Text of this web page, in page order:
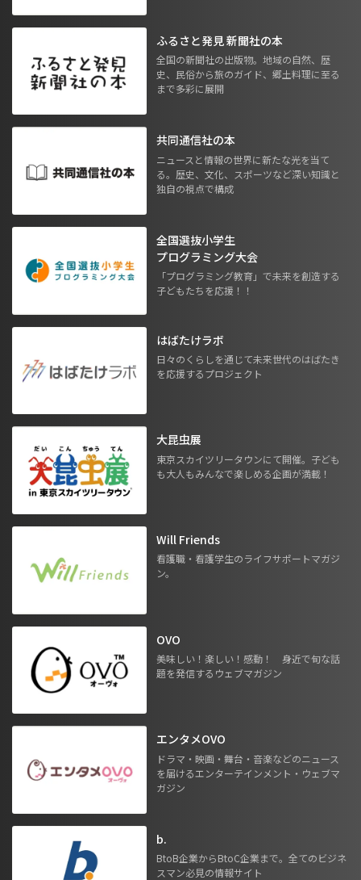
ふるさと発見 新聞社の本
全国の新聞社の出版物。地域の自然、歴
史、民俗から旅のガイド、郷土料理に至る
まで多彩に展開
共同通信社の本
ニュースと情報の世界に新たな光を当て
る。歴史、文化、スポーツなど深い知識と
独自の視点で構成
全国選抜小学生
プログラミング大会
「プログラミング教育」で未来を創造する
子どもたちを応援！！
はばたけラボ
日々のくらしを通じて未来世代のはばたき
を応援するプロジェクト
大昆虫展
東京スカイツリータウンにて開催。子ども
も大人もみんなで楽しめる企画が満載！
Will Friends
看護職・看護学生のライフサポートマガジ
ン。
OVO
美味しい！楽しい！感動！ 身近で旬な話
題を発信するウェブマガジン
エンタメOVO
ドラマ・映画・舞台・音楽などのニュース
を届けるエンターテインメント・ウェブマ
ガジン
b.
BtoB企業からBtoC企業まで。全てのビジネ
スマン必見の情報サイト